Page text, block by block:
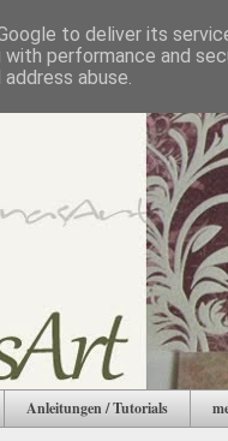
Anleitungen / Tutorials
to deliver its
with performance and
abuse.